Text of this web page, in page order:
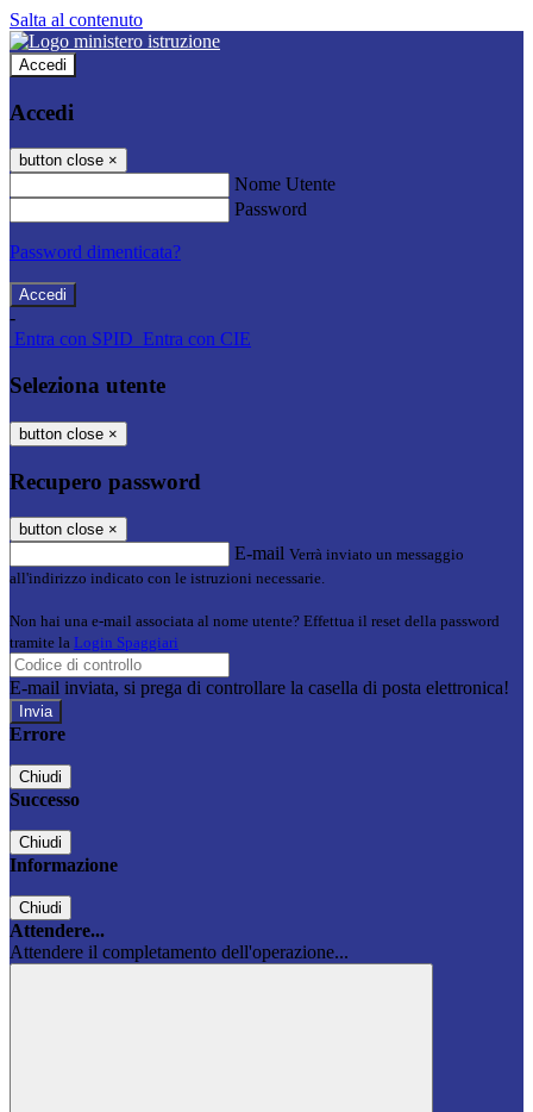
Salta al contenuto
Accedi
Accedi
button close ×
Nome Utente
Password
Password dimenticata?
-
Entra con SPID Entra con CIE
Seleziona utente
button close ×
Recupero password
button close ×
E-mail Verrà inviato un messaggio
all'indirizzo indicato con le istruzioni necessarie.
Non hai una e-mail associata al nome utente? Effettua il reset della password
tramite la Login Spaggiari
E-mail inviata, si prega di controllare la casella di posta elettronica!
Errore
Chiudi
Successo
Chiudi
Informazione
Chiudi
Attendere...
Attendere il completamento dell'operazione...